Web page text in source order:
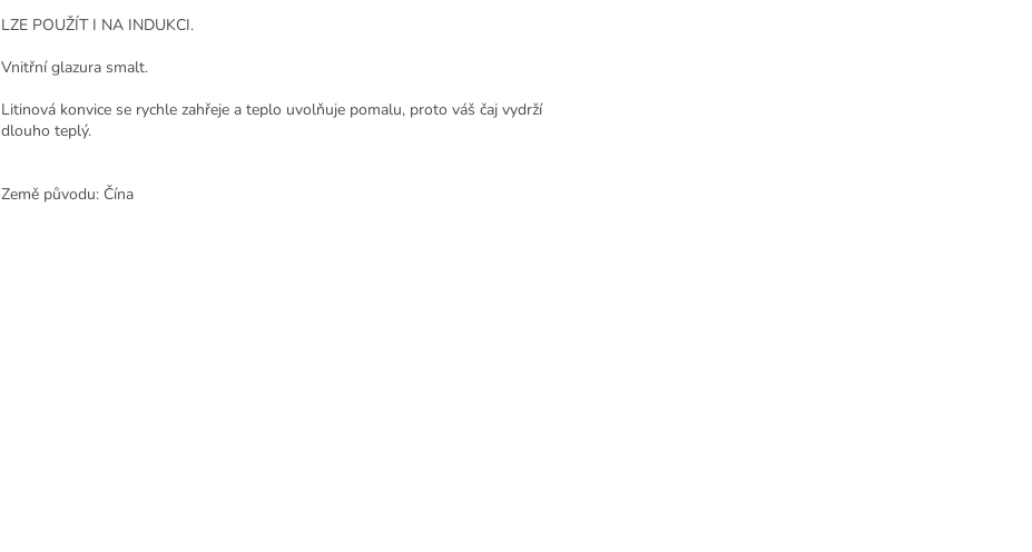
LZE POUŽÍT I NA INDUKCI.
Vnitřní glazura smalt.
Litinová konvice se rychle zahřeje a teplo uvolňuje pomalu, proto váš čaj vydrží
dlouho teplý.
Země původu: Čína